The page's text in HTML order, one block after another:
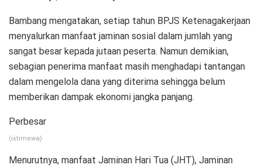
Bambang mengatakan, setiap tahun BPJS Ketenagakerjaan
menyalurkan manfaat jaminan sosial dalam jumlah yang
sangat besar kepada jutaan peserta. Namun demikian,
sebagian penerima manfaat masih menghadapi tantangan
dalam mengelola dana yang diterima sehingga belum
memberikan dampak ekonomi jangka panjang.
Perbesar
(istimewa)
Menurutnya, manfaat Jaminan Hari Tua (JHT), Jaminan